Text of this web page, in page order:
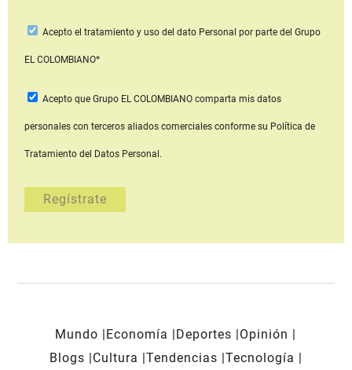
Acepto el tratamiento y uso del dato Personal por parte del Grupo
EL COLOMBIANO*
Acepto que Grupo EL COLOMBIANOcomparta mis datos
personales con terceros aliados comerciales conforme su Política de
Tratamiento del Datos Personal.
Mundo Economía Deportes
Opinión
Blogs
Cultura Tendencias Tecnología